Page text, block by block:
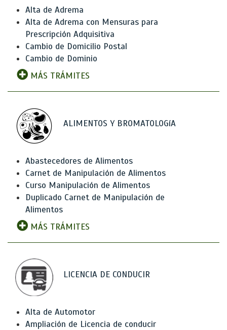
Alta de Adrema
Alta de Adrema con Mensuras para
Prescripción Adquisitiva
Cambio de Domicilio Postal
Cambio de Dominio
MÁS TRÁMITES
ALIMENTOS Y BROMATOLOGíA
Abastecedores de Alimentos
Carnet de Manipulación de Alimentos
Curso Manipulación de Alimentos
Duplicado Carnet de Manipulación de
Alimentos
MÁS TRÁMITES
LICENCIA DE CONDUCIR
Alta de Automotor
Ampliación de Licencia de conducir